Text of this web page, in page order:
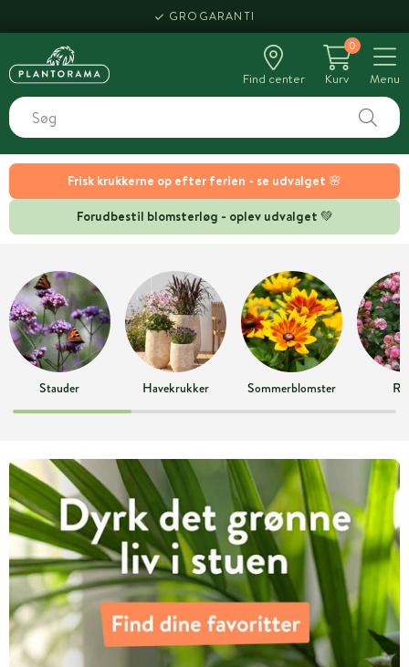
GROGARANTI
Find center
0
Kurv
Menu
Frisk krukkerne op efter ferien - se udvalget 🌸
Forudbestil blomsterløg - oplev udvalget 💚
Stauder Havekrukker Sommerblomster